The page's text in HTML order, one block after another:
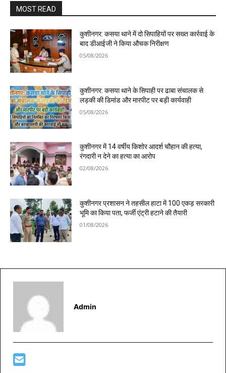
MOST READ
कुशीनगर: कसया थाने में दो सिपाहियों पर सख्त कार्रवाई के
बाद डीआईजी ने किया औचक निरीक्षण
05/08/2026
कुशीनगर: कसया थाने के सिपाही पर ढाबा संचालक से
लड़की की डिमांड और मारपीट पर बड़ी कार्यवाही
05/08/2026
कुशीनगर में 14 वर्षीय किशोर आदर्श चौहान की हत्या,
रंगदारी न देने का हत्या का आरोप
02/08/2026
कुशीनगर प्रशासन ने तहसील हाटा में 100 एकड़ सरकारी
भूमि का किया पता, फर्जी एंट्री हटाने की तैयारी
01/08/2026
Admin